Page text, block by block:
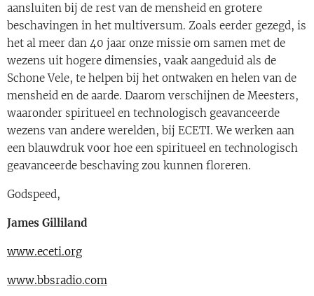
aansluiten bij de rest van de mensheid en grotere
beschavingen in het multiversum. Zoals eerder gezegd, is
het al meer dan 40 jaar onze missie om samen met de
wezens uit hogere dimensies, vaak aangeduid als de
Schone Vele, te helpen bij het ontwaken en helen van de
mensheid en de aarde. Daarom verschijnen de Meesters,
waaronder spiritueel en technologisch geavanceerde
wezens van andere werelden, bij ECETI. We werken aan
een blauwdruk voor hoe een spiritueel en technologisch
geavanceerde beschaving zou kunnen floreren.
Godspeed,
James Gilliland
www.eceti.org
www.bbsradio.com